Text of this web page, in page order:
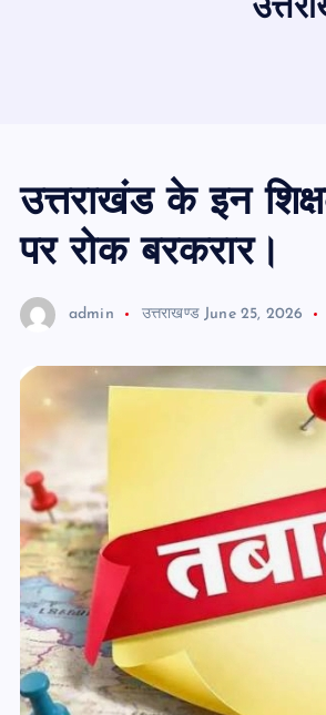
उत्तराखंड के इन
पर रोक बरकरार।
admin उत्तराखण्ड June 25, 2026